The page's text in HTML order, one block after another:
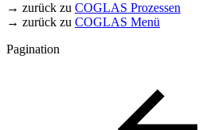
→ zurück zu COGLAS Prozessen
→ zurück zu COGLAS Menü
Pagination